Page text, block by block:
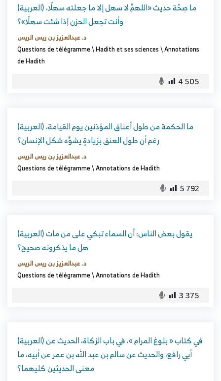
(العربية) ما صِحّة حديث «اللهمَّ لا سهل إلا ما جعلته سهلًا،
وأنت تجعل الحزن إذا شئت سهلًا»؟
د. عبدالعزيز بن ريس الريس
Questions de télégramme\Hadith et ses sciences\Annotations
de Hadith
4 505
(العربية) ما الحكمة من طول أعناق المؤذنين يوم القيامة،
رغم أن طول العنق بزيادةٍ يشوِّه شكل الإنسان؟
د. عبدالعزيز بن ريس الريس
Questions de télégramme\Annotations de Hadith
5 792
(العربية) يقول بعض الناس: أن السماء تبكي على من مات
هل ما يذكرونه صحيح؟
د. عبدالعزيز بن ريس الريس
Questions de télégramme\Annotations de Hadith
3 375
(العربية) في كتاب « بلوغ المرام »، في باب الزكاة، الحديث عن
أبي رافع، والحديث عن سالم بن عبد الله بن عمر عن أبيه، ما
معنى الحديثين كليهما؟